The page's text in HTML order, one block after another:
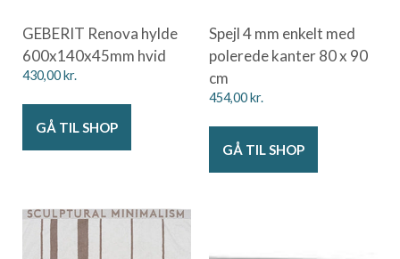
GEBERIT Renova hylde
600x140x45mm hvid
430,00kr.
GÅ TIL SHOP
Spejl 4 mm enkelt med
polerede kanter 80 x 90
cm
454,00kr.
GÅ TIL SHOP